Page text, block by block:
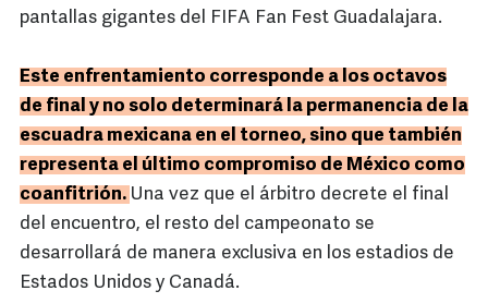
pantallas gigantes del FIFA Fan Fest Guadalajara.
Este enfrentamiento corresponde a los octavos
de final y no solo determinará la permanencia de la
escuadra mexicana en el torneo, sino que también
representa el último compromiso de México como
coanfitrión. Una vez que el árbitro decrete el final
del encuentro, el resto del campeonato se
desarrollará de manera exclusiva en los estadios de
Estados Unidos y Canadá.